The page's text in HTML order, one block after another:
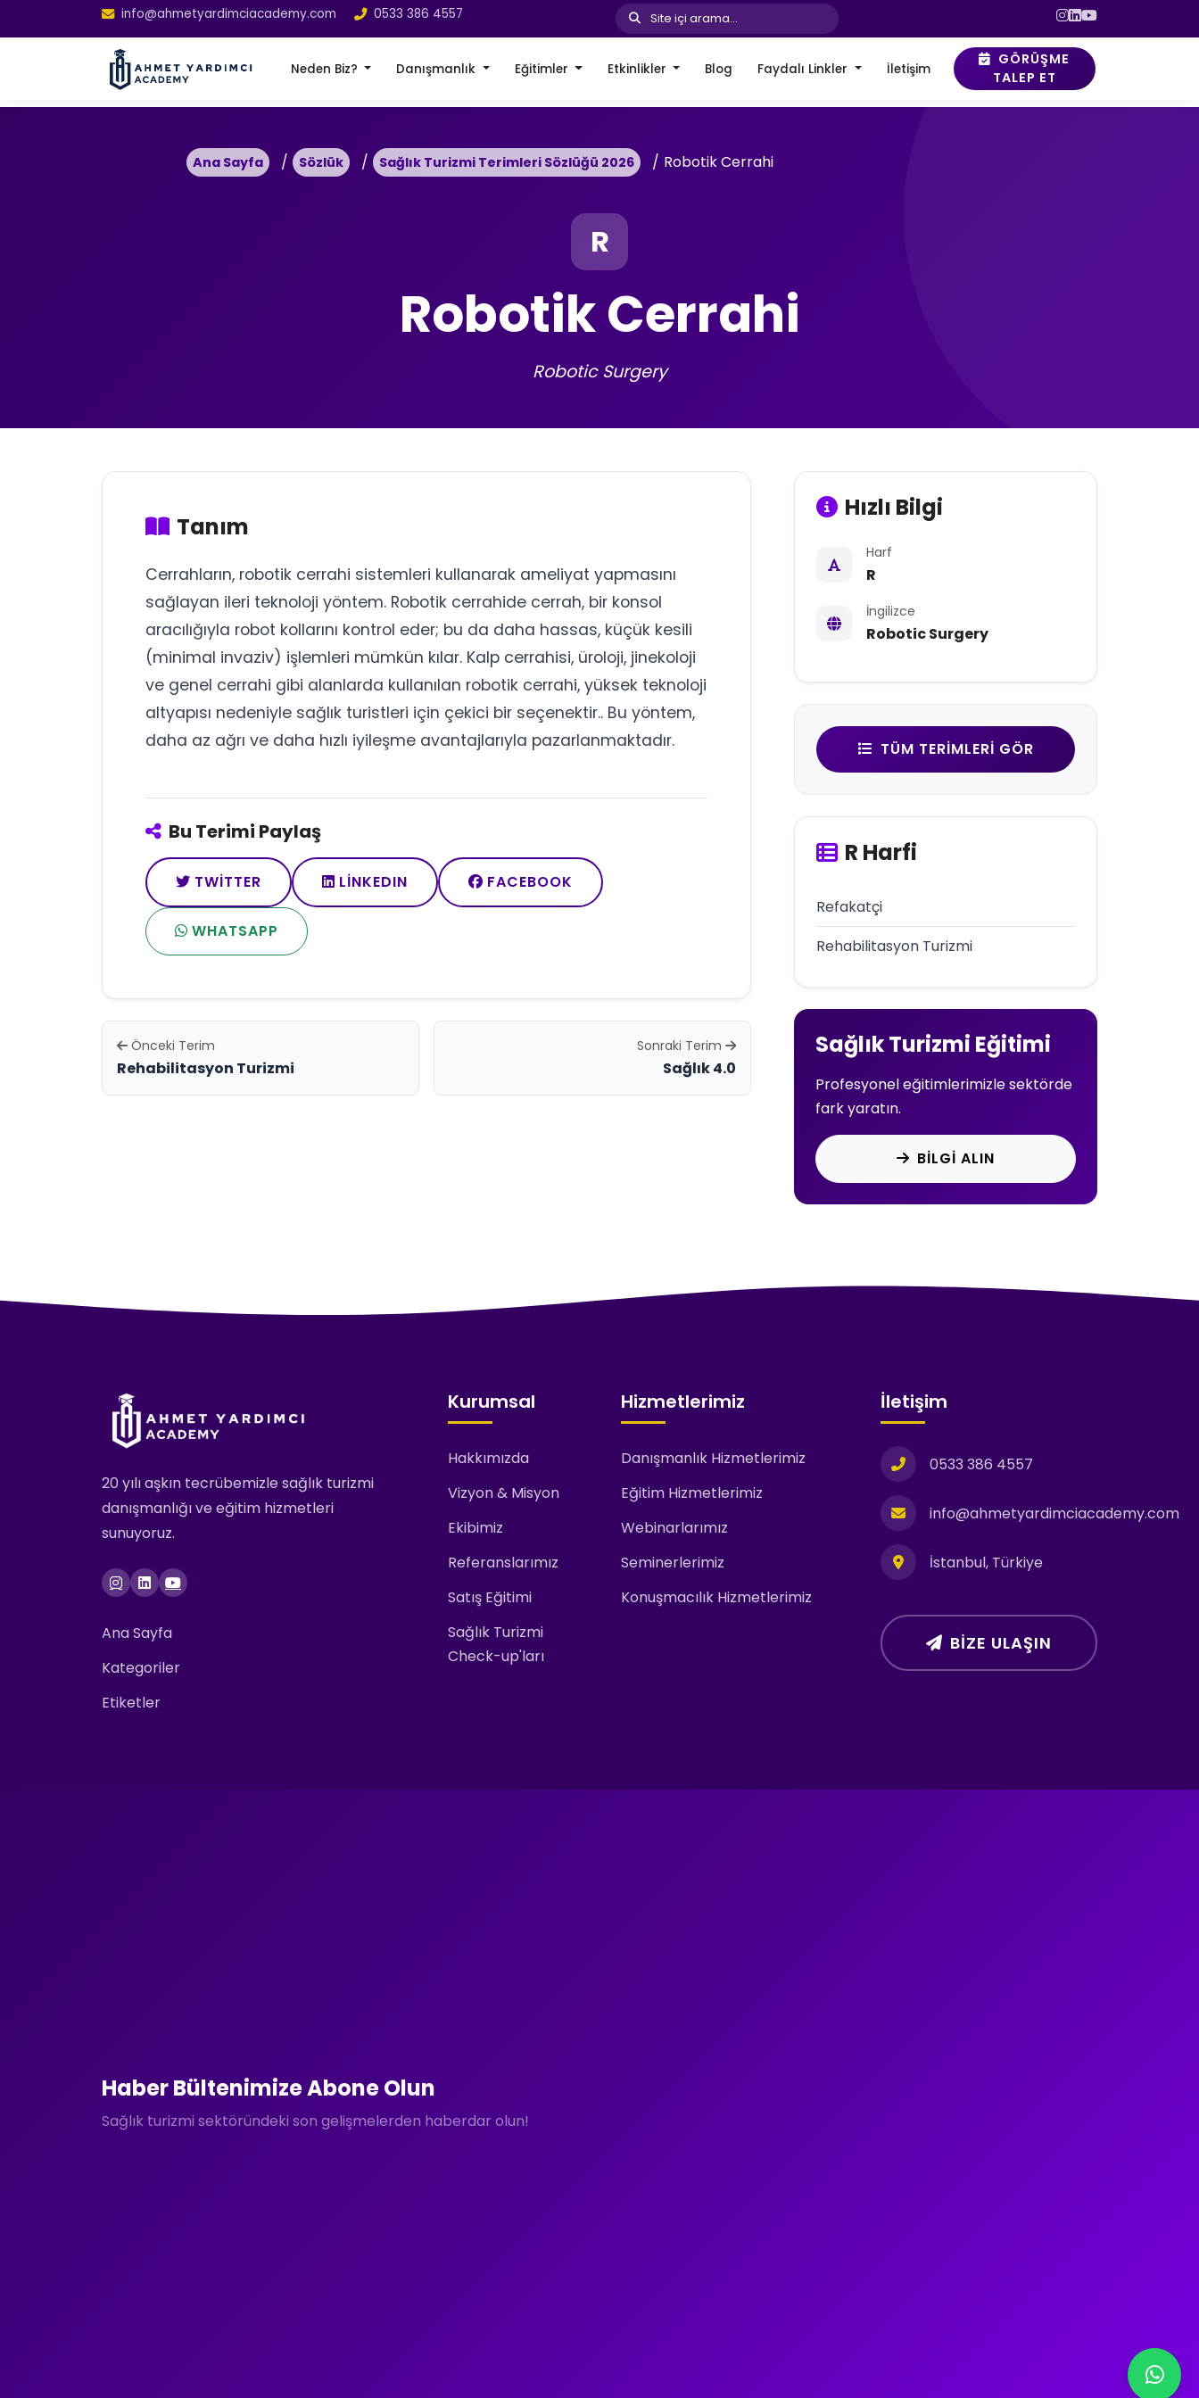
info@ahmetyardimciacademy.com 0533 386 4557 Site içi arama...
Neden Biz? Danışmanlık Eğitimler Etkinlikler Blog Faydalı Linkler İletişim
GÖRÜŞME
TALEP ET
Ana Sayfa Sözlük Sağlık Turizmi Terimleri Sözlüğü 2026 Robotik Cerrahi
R
Robotik Cerrahi
Robotic Surgery
Tanım
Cerrahların, robotik cerrahi sistemleri kullanarak ameliyat yapmasını
sağlayan ileri teknoloji yöntem. Robotik cerrahide cerrah, bir konsol
aracılığıyla robot kollarını kontrol eder; bu da daha hassas, küçük kesili
(minimal invaziv) işlemleri mümkün kılar. Kalp cerrahisi, üroloji, jinekoloji
ve genel cerrahi gibi alanlarda kullanılan robotik cerrahi, yüksek teknoloji
altyapısı nedeniyle sağlık turistleri için çekici bir seçenektir.. Bu yöntem,
daha az ağrı ve daha hızlı iyileşme avantajlarıyla pazarlanmaktadır.
Bu Terimi Paylaş
TWITTER LINKEDIN FACEBOOK
WHATSAPP
Önceki Terim
Rehabilitasyon Turizmi
Sonraki Terim
Sağlık 4.0
Hızlı Bilgi
Harf
R
İngilizce
Robotic Surgery
TÜM TERIMLERI GÖR
R Harfi
Refakatçi
Rehabilitasyon Turizmi
Sağlık Turizmi Eğitimi
Profesyonel eğitimlerimizle sektörde
fark yaratın.
BILGI ALIN
20 yılı aşkın tecrübemizle sağlık turizmi
danışmanlığı ve eğitim hizmetleri
sunuyoruz.
Ana Sayfa
Kategoriler
Etiketler
Kurumsal
Hakkımızda
Vizyon & Misyon
Ekibimiz
Referanslarımız
Satış Eğitimi
Sağlık Turizmi
Check-up'ları
Hizmetlerimiz
Danışmanlık Hizmetlerimiz
Eğitim Hizmetlerimiz
Webinarlarımız
Seminerlerimiz
Konuşmacılık Hizmetlerimiz
İletişim
0533 386 4557
info@ahmetyardimciacademy.com
İstanbul, Türkiye
BIZE ULAŞIN
Haber Bültenimize Abone Olun
Sağlık turizmi sektöründeki son gelişmelerden haberdar olun!